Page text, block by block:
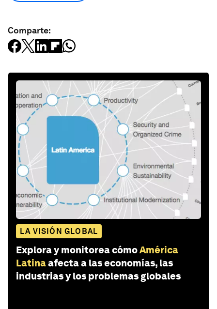
Comparte:
LA VISIÓN GLOBAL
Explora y monitorea cómoAmérica
Latinaafecta a las economías, las
industrias y los problemas globales